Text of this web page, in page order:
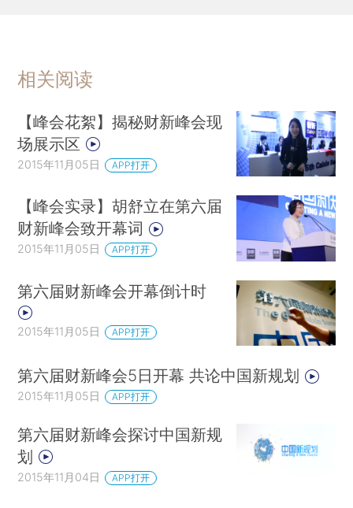
相关阅读
【峰会花絮】揭秘财新峰会现
场展示区
2015年11月05日 APP打开
【峰会实录】胡舒立在第六届
财新峰会致开幕词
2015年11月05日 APP打开
第六届财新峰会开幕倒计时
2015年11月05日 APP打开
第六届财新峰会5日开幕 共论中国新规划
2015年11月05日 APP打开
第六届财新峰会探讨中国新规
划
2015年11月04日 APP打开